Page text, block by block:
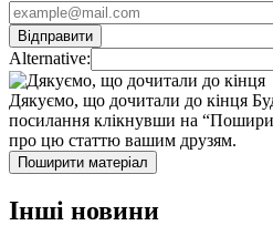
Alternative:
Дякуємо, що дочитали до кінця
посилання клікнувши на
про цю статтю вашим друзям.
Поширити матеріал
Інші новини